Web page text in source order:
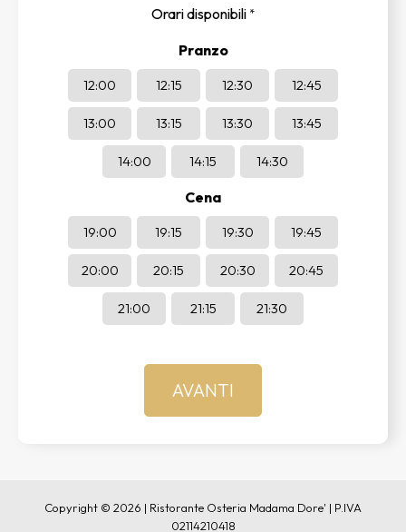
Orari disponibili *
Pranzo
12:00 12:15 12:30 12:45
13:00 13:15 13:30 13:45
14:00 14:15 14:30
Cena
19:00 19:15 19:30 19:45
20:00 20:15 20:30 20:45
21:00 21:15 21:30
Copyright © 2026 | Ristorante Osteria Madama Dore' | P.IVA
02114210418